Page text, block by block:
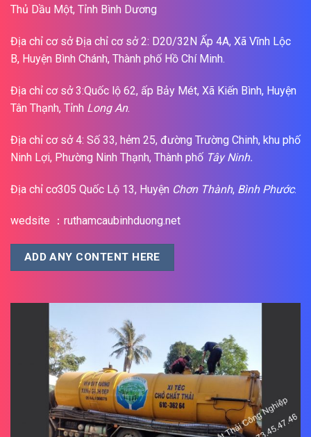
Thủ Dầu Một, Tỉnh Bình Dương
Địa chỉ cơ sở Địa chỉ cơ sở 2: D20/32N Ấp 4A, Xã Vĩnh Lộc
B, Huyện Bình Chánh, Thành phố Hồ Chí Minh.
Địa chỉ cơ sở 3:Quốc lộ 62, ấp Bảy Mét, Xã Kiến Bình, Huyện
Tân Thạnh, Tỉnh Long An.
Địa chỉ cơ sở 4: Số 33, hẻm 25, đường Trường Chinh, khu phố
Ninh Lợi, Phường Ninh Thạnh, Thành phố Tây Ninh.
Địa chỉ cơ305 Quốc Lộ 13, Huyện Chơn Thành, Bình Phước.
wedsite ：ruthamcaubinhduong.net
ADD ANY CONTENT HERE